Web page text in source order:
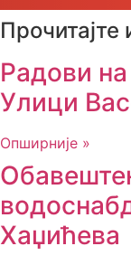
Прочитајте
Радови
Улици
Опширније »
Хаџићева